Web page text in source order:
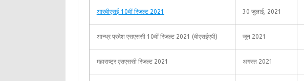
आरबीएसई 10वीं रिजल्ट 2021 30 जुलाई, 2021
आन्ध्र प्रदेश एसएससी 10वीं रिजल्ट 2021 (बीएसईएपी) जून 2021
महाराष्ट्र एसएससी रिजल्ट 2021 अगस्त 2021